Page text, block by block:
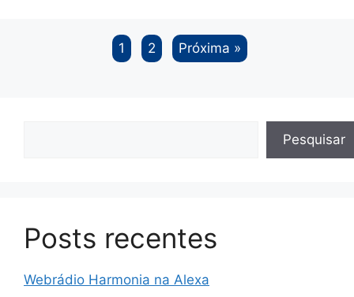
er k
1 2 Próxima »
Pesquisar
Posts recentes
Webrádio Harmonia na Alexa